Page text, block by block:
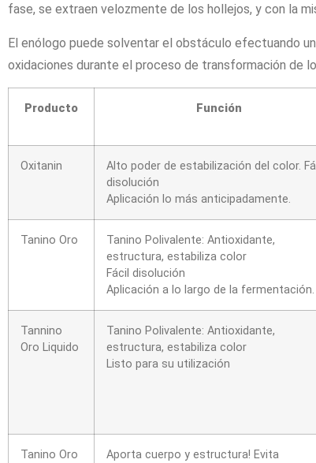
fase, se extraen velozmente de los hollejos, y con la
El enólogo puede solventar el obstáculo efectuando
oxidaciones durante el proceso de transformación de
Producto Función
Oxitanin
Alto poder de estabilización del color.
disolución
Aplicación lo más anticipadamente.
Tanino Oro
Tanino Polivalente: Antioxidante,
estructura, estabiliza color
Fácil disolución
Aplicación a lo largo de la fermentación.
Tannino
Oro Liquido
Tanino Polivalente: Antioxidante,
estructura, estabiliza color
Listo para su utilización
Tanino Oro
Aporta cuerpo y estructura! Evita